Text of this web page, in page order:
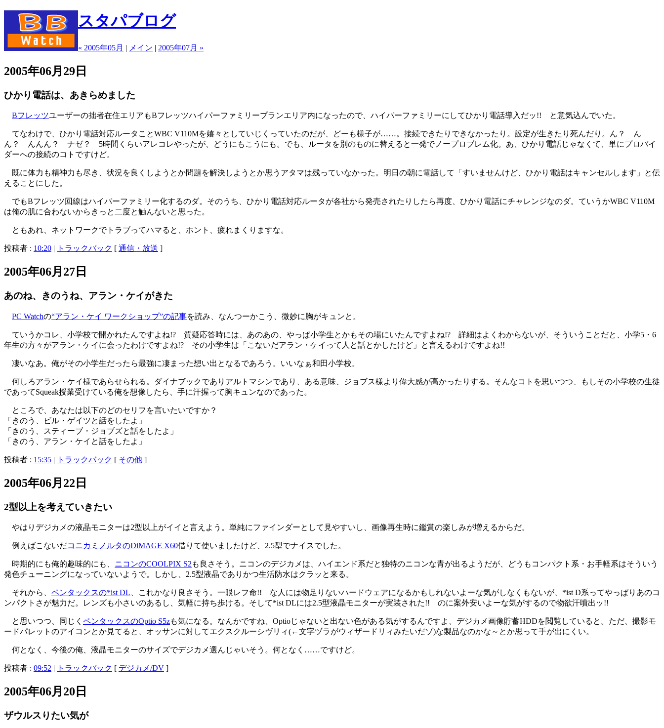
スタパブログ
« 2005年05月 | メイン | 2005年07月 »
2005年06月29日
ひかり電話は、あきらめました
Bフレッツユーザーの拙者在住エリアもBフレッツハイパーファミリープランエリア内になったので、ハイパーファミリーにしてひかり電話導入だッ!! と意気込んでいた。
てなわけで、ひかり電話対応ルータことWBC V110Mを嬉々としていじくっていたのだが、どーも様子が……。接続できたりできなかったり。設定が生きたり死んだり。ん？ ん
ん？ んんん？ ナゼ？ 5時間くらいアレコレやったが、どうにもこうにも。でも、ルータを別のものに替えると一発でノープロブレム化。あ、ひかり電話じゃなくて、単にプロバイ
ダーへの接続のコトですけど。
既に体力も精神力も尽き、状況を良くしようとか問題を解決しようとか思うアタマは残っていなかった。明日の朝に電話して「すいませんけど、ひかり電話はキャンセルします」と伝
えることにした。
でもBフレッツ回線はハイパーファミリー化するのダ。そのうち、ひかり電話対応ルータが各社から発売されたりしたら再度、ひかり電話にチャレンジなのダ。ていうかWBC V110M
は俺の肌に合わないからきっと二度と触んないと思った。
ともあれ、ネットワークでトラブってハマると、ホント、疲れまくりますな。
投稿者 : 10:20 | トラックバック [ 通信・放送 ]
2005年06月27日
あのね、きのうね、アラン・ケイがきた
PC Watchの“アラン・ケイ ワークショップ”の記事を読み、なんつーかこう、微妙に胸がキュンと。
ていうかコレ、小学校で開かれたんですよね!? 質疑応答時には、あのあの、やっぱ小学生とかもその場にいたんですよね!? 詳細はよくわからないが、そういうことだと、小学5・6
年生の方々がアラン・ケイに会ったわけですよね!? その小学生は「こないだアラン・ケイって人と話とかしたけど」と言えるわけですよね!!
凄いなあ。俺がその小学生だったら最強に凄まった想い出となるであろう。いいなぁ和田小学校。
何しろアラン・ケイ様であらせられる。ダイナブックでありアルトマシンであり、ある意味、ジョブス様より偉大感が高かったりする。そんなコトを思いつつ、もしその小学校の生徒
であってSqueak授業受けている俺を想像したら、手に汗握って胸キュンなのであった。
ところで、あなたは以下のどのセリフを言いたいですか？
「きのう、ビル・ゲイツと話をしたよ」
「きのう、スティーブ・ジョブズと話をしたよ」
「きのう、アラン・ケイと話をしたよ」
投稿者 : 15:35 | トラックバック [ その他 ]
2005年06月22日
2型以上を考えていきたい
やはりデジカメの液晶モニターは2型以上がイイと言えよう。単純にファインダーとして見やすいし、画像再生時に鑑賞の楽しみが増えるからだ。
例えばこないだコニカミノルタのDiMAGE X60借りて使いましたけど、2.5型でナイスでした。
時期的にも俺的趣味的にも、 ニコンのCOOLPIX S2も良さそう。ニコンのデジカメは、ハイエンド系だと独特のニコンな青が出るようだが、どうもコンパクト系・お手軽系はそういう
発色チューニングになっていないようで。しかし、2.5型液晶でありかつ生活防水はクラッと来る。
それから、 ペンタックスの*ist DL、これかなり良さそう。一眼レフ命!! な人には物足りないハードウェアになるかもしれないよーな気がしなくもないが、*ist D系ってやっぱりあのコ
ンパクトさが魅力だ。レンズも小さいのあるし、気軽に持ち歩ける。そして*ist DLには2.5型液晶モニターが実装された!! のに案外安いよーな気がするので物欲汗噴出ッ!!
と思いつつ、同じく ペンタックスのOptio S5zも気になる。なんかですね、Optioじゃないと出ない色がある気がするんですよ、デジカメ画像貯蓄HDDを閲覧していると。ただ、撮影モ
ードパレットのアイコンとか見てると、オッサンに対してエクスクルーシヴリィ(←文字ヅラがウィザードリィみたいだゾ)な製品なのかな～とか思って手が出にくい。
何となく、今後の俺、液晶モニターのサイズでデジカメ選んじゃいそう。何となく……ですけど。
投稿者 : 09:52 トラックバック [ デジカメ/DV ]
2005年06月20日
ザウルスりたい気が